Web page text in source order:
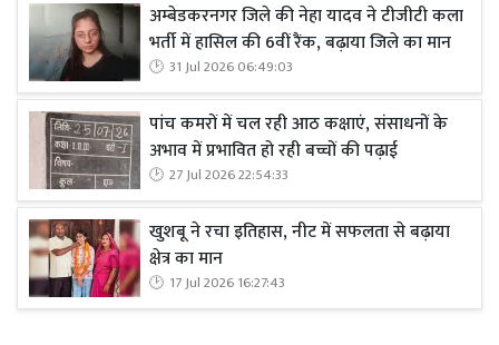
अम्बेडकरनगर जिले की नेहा यादव ने टीजीटी कला
भर्ती में हासिल की 6वीं रैंक, बढ़ाया जिले का मान
31 Jul 2026 06:49:03
पांच कमरों में चल रही आठ कक्षाएं, संसाधनों के
अभाव में प्रभावित हो रही बच्चों की पढ़ाई
27 Jul 2026 22:54:33
खुशबू ने रचा इतिहास, नीट में सफलता से बढ़ाया
क्षेत्र का मान
17 Jul 2026 16:27:43